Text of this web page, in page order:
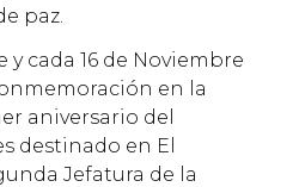
paz.
16 de Noviembre
en la
aniversario del
destinado en El
Jefatura de la